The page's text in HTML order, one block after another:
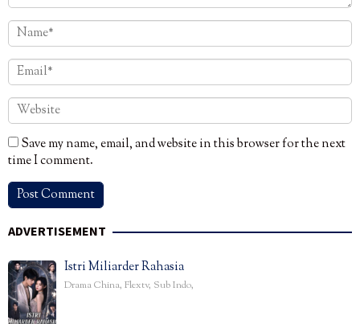
Save my name, email, and website in this browser for the next
time I comment.
ADVERTISEMENT
Istri Miliarder Rahasia
Drama China, Flextv, Sub Indo,